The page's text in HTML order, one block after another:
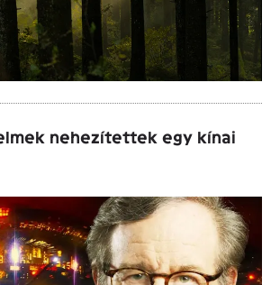
nehezítettek egy kínai